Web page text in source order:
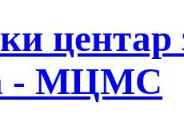
центар
- МЦМС